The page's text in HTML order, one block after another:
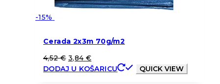
-15%
Cerada 2x3m 70g/m2
4,52€ 3,84 €
DODAJ U KOŠARICU
QUICK VIEW